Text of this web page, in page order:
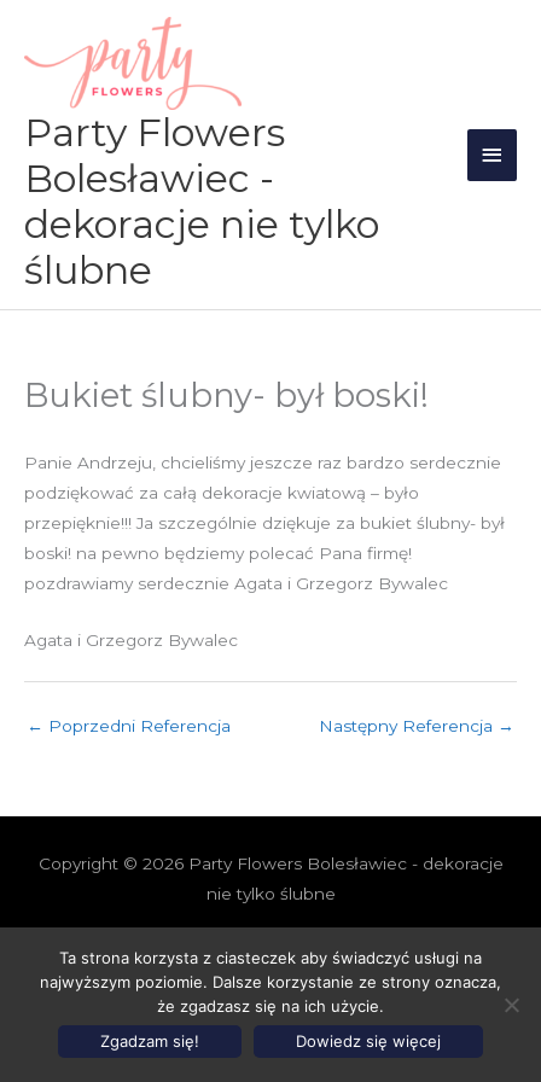
treści
Party Flowers
Bolesławiec -
dekoracje nie tylko
ślubne
Bukiet ślubny- był boski!
Panie Andrzeju, chcieliśmy jeszcze raz bardzo serdecznie
podziękować za całą dekoracje kwiatową – było
przepięknie!!! Ja szczególnie dziękuje za bukiet ślubny- był
boski! na pewno będziemy polecać Pana firmę!
pozdrawiamy serdecznie Agata i Grzegorz Bywalec
Agata i Grzegorz Bywalec
← Poprzedni Referencja Następny Referencja →
Copyright © 2026 Party Flowers Bolesławiec - dekoracje
nie tylko ślubne
Polityka Ekologiczna
Polityka Cenowa
Ta strona korzysta z ciasteczek aby świadczyć usługi na
najwyższym poziomie. Dalsze korzystanie ze strony oznacza,
że zgadzasz się na ich użycie.
Zgadzam się!
Dowiedz się więcej